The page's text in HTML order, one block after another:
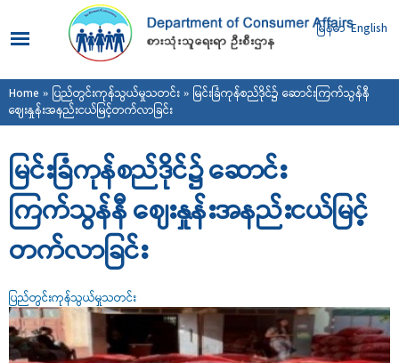
main
content
မြန်မာ English
You are here
Home » ပြည်တွင်းကုန်သွယ်မှုသတင်း» မြင်းခြံကုန်စည်ဒိုင်၌ ဆောင်းကြက်သွန်နီ
ဈေးနှုန်းအနည်းငယ်မြင့်တက်လာခြင်း
မြင်းခြံကုန်စည်ဒိုင်၌ ဆောင်း
ကြက်သွန်နီ ဈေးနှုန်းအနည်းငယ်မြင့်
တက်လာခြင်း
ပြည်တွင်းကုန်သွယ်မှုသတင်း